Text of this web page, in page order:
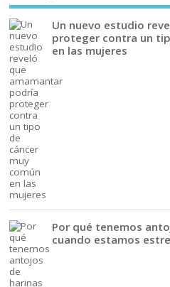
Un nuevo estudio
proteger contra un
en las mujeres
Por qué tenemos
cuando estamos